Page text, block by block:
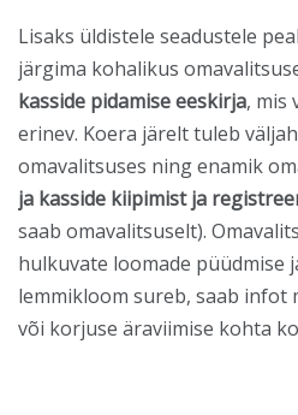
Lisaks üldistele seadustele
järgima kohalikus
kasside pidamise eeskirja, mis
erinev. Koera järelt tuleb
omavalitsuses ning enamik
ja kasside kiipimist ja
saab omavalitsuselt).
hulkuvate loomade püüdmise
lemmikloom sureb, saab infot
või korjuse äraviimise kohta